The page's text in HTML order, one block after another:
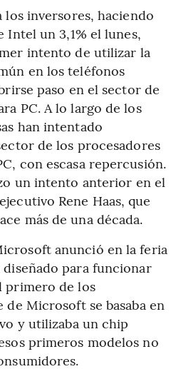
los inversores, haciendo
Intel un 3,1% el lunes,
intento de utilizar la
en los teléfonos
paso en el sector de
PC. A lo largo de los
han intentado
de los procesadores
con escasa repercusión.
un intento anterior en el
Rene Haas, que
más de una década.
anunció en la feria
diseñado para funcionar
primero de los
de Microsoft se basaba en
y utilizaba un chip
primeros modelos no